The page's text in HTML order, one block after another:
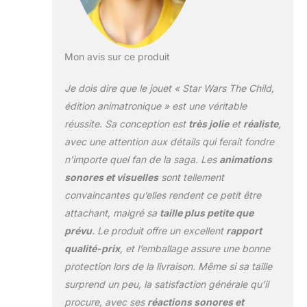
"sieste de la Force"
ACTIVATION DU
garçons et les filles
adoreront caresser
figurine
électronique Kind
Edition pour activer
les effets du
électronique lève le
bras, ferme les yeux
et soupire FIGURE
ANIMÉE : dispose
de mouvements
motorisés, y
compris une tête
qui se déplace de
Mon avis sur ce produit
Je dois dire que le jouet « Star Wars The Child,
édition animatronique » est une véritable
réussite. Sa conception est très jolieet réaliste,
avec une attention aux détails qui ferait fondre
n’importe quel fan de la saga. Les animations
sonores et visuellessont tellement
convaincantes qu’elles rendent ce petit être
attachant, malgré sa taille plus petite que
prévu. Le produit offre un excellent rapport
qualité-prix, et l’emballage assure une bonne
protection lors de la livraison. Même si sa taille
surprend un peu, la satisfaction générale qu’il
procure, avec ses réactions sonores et